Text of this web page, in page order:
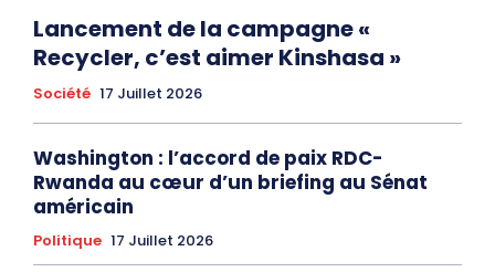
Lancement de la campagne «
Recycler, c’est aimer Kinshasa »
Société 17 Juillet 2026
Washington : l’accord de paix RDC-
Rwanda au cœur d’un briefing au Sénat
américain
Politique 17 Juillet 2026